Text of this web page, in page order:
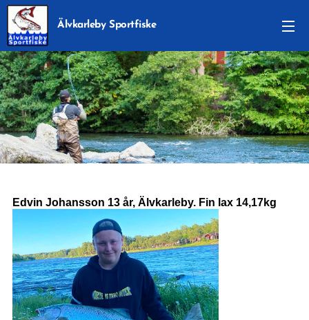
Älvkarleby Sportfiske